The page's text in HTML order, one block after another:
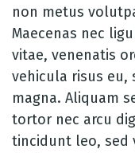
non metus
Maecenas nec
vitae, venenatis
vehicula risus eu,
magna. Aliquam
tortor nec arcu
tincidunt leo, sed